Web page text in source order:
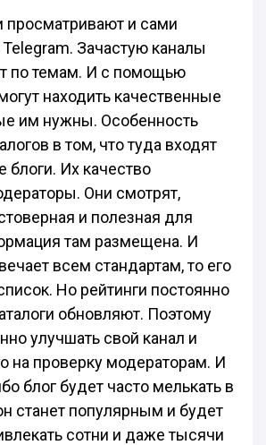
просматривают и сами
Telegram. Зачастую каналы
по темам. И с помощью
находить качественные
им нужны. Особенность
в том, что туда входят
блоги. Их качество
Они смотрят,
и полезная для
там размещена. И
всем стандартам, то его
Но рейтинги постоянно
обновляют. Поэтому
улучшать свой канал и
на проверку модераторам. И
блог будет часто мелькать в
станет популярным и будет
сотни и даже тысячи